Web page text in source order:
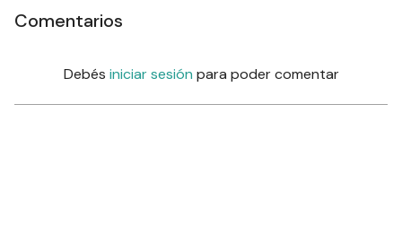
Comentarios
Debés iniciar sesión para poder comentar